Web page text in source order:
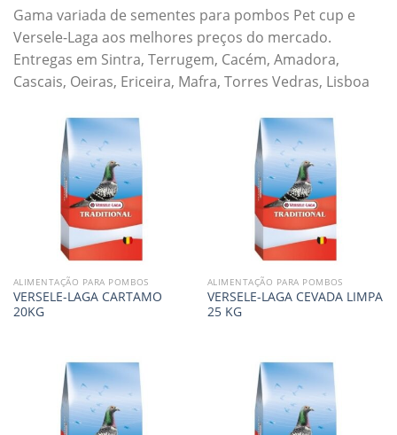
Gama variada de sementes para pombos Pet cup e
Versele-Laga aos melhores preços do mercado.
Entregas em Sintra, Terrugem, Cacém, Amadora,
Cascais, Oeiras, Ericeira, Mafra, Torres Vedras, Lisboa
ALIMENTAÇÃO PARA POMBOS
VERSELE-LAGA CARTAMO
20KG
ALIMENTAÇÃO PARA POMBOS
VERSELE-LAGA CEVADA LIMPA
25 KG